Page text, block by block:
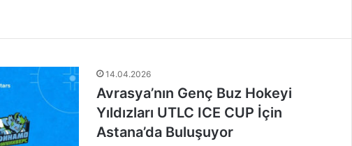
14.04.2026
Avrasya’nın Genç Buz Hokeyi
Yıldızları UTLC ICE CUP İçin
Astana’da Buluşuyor